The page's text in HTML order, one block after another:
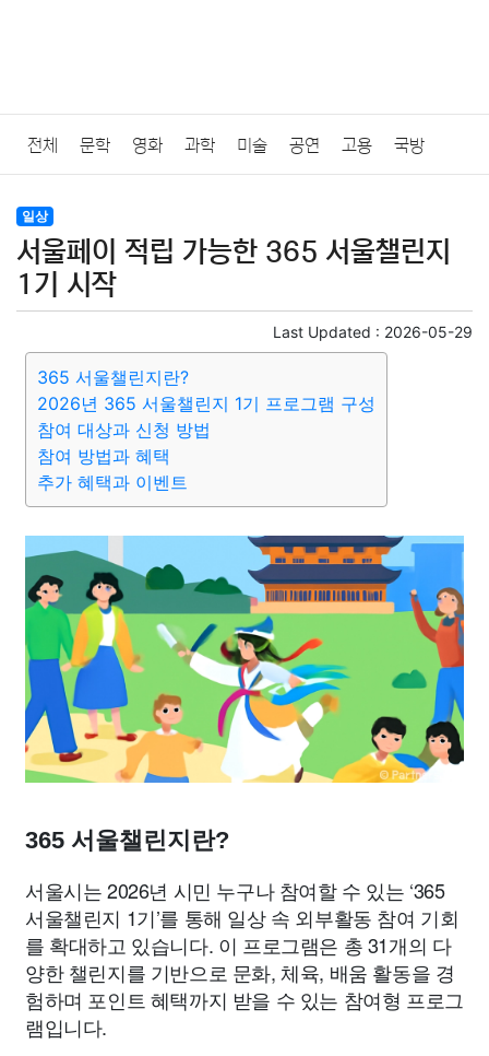
전체 문학 영화 과학 미술 공연 고용 국방
법률
질병 가요 방송 일상 주식 암호화폐 블록체인
미용 증권 인테리어
요리 상품리뷰 원예
대출 자동차 취미 여행
종교 사회 정치 건강 의료 의학 경제
외국어 교육 생활 기타
일상
서울페이 적립 가능한 365 서울챌린지
1기 시작
Last Updated : 2026-05-29
365 서울챌린지란?
2026년 365 서울챌린지 1기 프로그램 구성
참여 대상과 신청 방법
참여 방법과 혜택
추가 혜택과 이벤트
365 서울챌린지란?
서울시는 2026년 시민 누구나 참여할 수 있는 ‘365
서울챌린지 1기’를 통해 일상 속 외부활동 참여 기회
를 확대하고 있습니다. 이 프로그램은 총 31개의 다
양한 챌린지를 기반으로 문화, 체육, 배움 활동을 경
험하며 포인트 혜택까지 받을 수 있는 참여형 프로그
램입니다.